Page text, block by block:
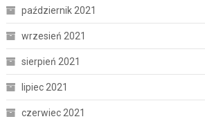
październik 2021
wrzesień 2021
sierpień 2021
lipiec 2021
czerwiec 2021